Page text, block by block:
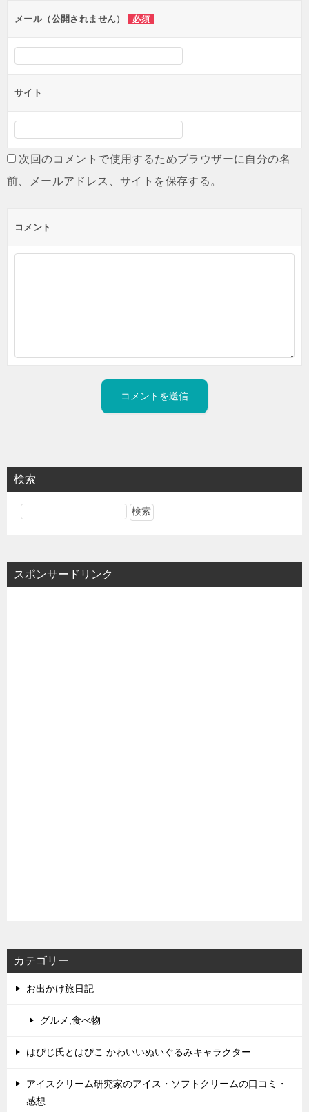
ンメール（公開されません） 必須
サイト
次回のコメントで使用するためブラウザーに自分の名
前、メールアドレス、サイトを保存する。
コメント
検索
スポンサードリンク
カテゴリー
お出かけ旅日記
グルメ,食べ物
はぴじ氏とはぴこ かわいいぬいぐるみキャラクター
アイスクリーム研究家のアイス・ソフトクリームの口コミ・
感想